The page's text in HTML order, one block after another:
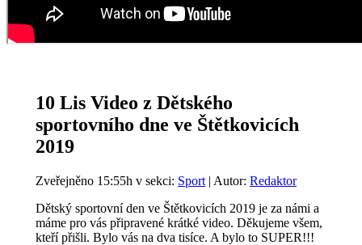
10 Lis Video z Dětského
sportovního dne ve Štětkovicích
2019
Zveřejněno 15:55h v sekci: Sport | Autor: Redaktor
Dětský sportovní den ve Štětkovicích 2019 je za námi a
máme pro vás připravené krátké video. Děkujeme všem,
kteří přišli. Bylo vás na dva tisíce. A bylo to SUPER!!!